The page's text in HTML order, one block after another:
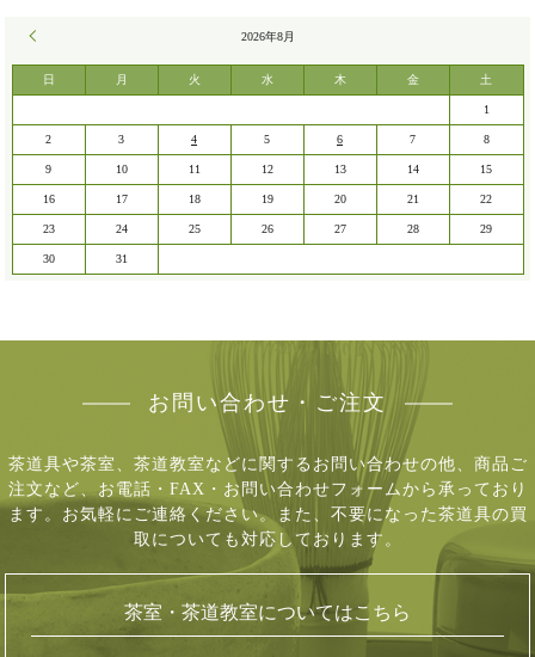
2026年8月
日 月 火 水 木 金 土
1
2 3 4 5 6 7 8
9 10 11 12 13 14 15
16 17 18 19 20 21 22
23 24 25 26 27 28 29
30 31
お問い合わせ・ご注文
茶道具や茶室、茶道教室などに関するお問い合わせの他、商品ご
注文など、 お電話・FAX・お問い合わせフォームから承っており
ます。お気軽にご連絡ください。 また、不要になった茶道具の買
取についても対応しております。
茶室・茶道教室についてはこちら